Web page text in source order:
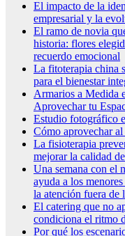
El impacto de la
empresarial y la
El ramo de novia
historia: flores
recuerdo emocional
La fitoterapia china
para el bienestar
Armarios a Medida
Aprovechar tu
Estudio fotográfico
Cómo aprovechar
La fisioterapia
mejorar la calidad
Una semana con el
ayuda a los
la atención fuera de
El catering que no
condiciona el ritmo
Por qué los